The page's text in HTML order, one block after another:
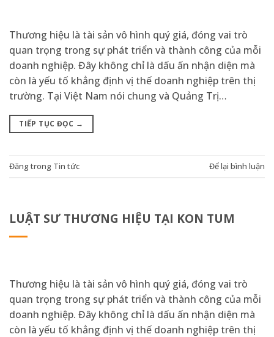
Thương hiệu là tài sản vô hình quý giá, đóng vai trò
quan trọng trong sự phát triển và thành công của mỗi
doanh nghiệp. Đây không chỉ là dấu ấn nhận diện mà
còn là yếu tố khẳng định vị thế doanh nghiệp trên thị
trường. Tại Việt Nam nói chung và Quảng Trị…
TIẾP TỤC ĐỌC →
Đăng trong Tin tức Để lại bình luận
LUẬT SƯ THƯƠNG HIỆU TẠI KON TUM
Thương hiệu là tài sản vô hình quý giá, đóng vai trò
quan trọng trong sự phát triển và thành công của mỗi
doanh nghiệp. Đây không chỉ là dấu ấn nhận diện mà
còn là yếu tố khẳng định vị thế doanh nghiệp trên thị